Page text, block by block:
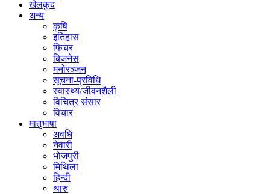
खेलकुद
अन्य
कृषि
इतिहास
फिचर
बिजनेस
मनोरञ्जन
सूचना-प्रविधि
स्वास्थ्य/जीवनशैली
विचित्र संसार
विचार
मातृभाषा
अवधि
नेवारी
भोजपुरी
मिथिला
हिन्दी
थारु